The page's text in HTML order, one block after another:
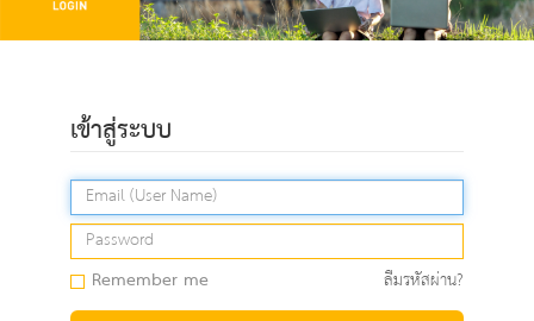
เข้าสู่ระบบ
Remember me ลืมรหัสผ่าน?